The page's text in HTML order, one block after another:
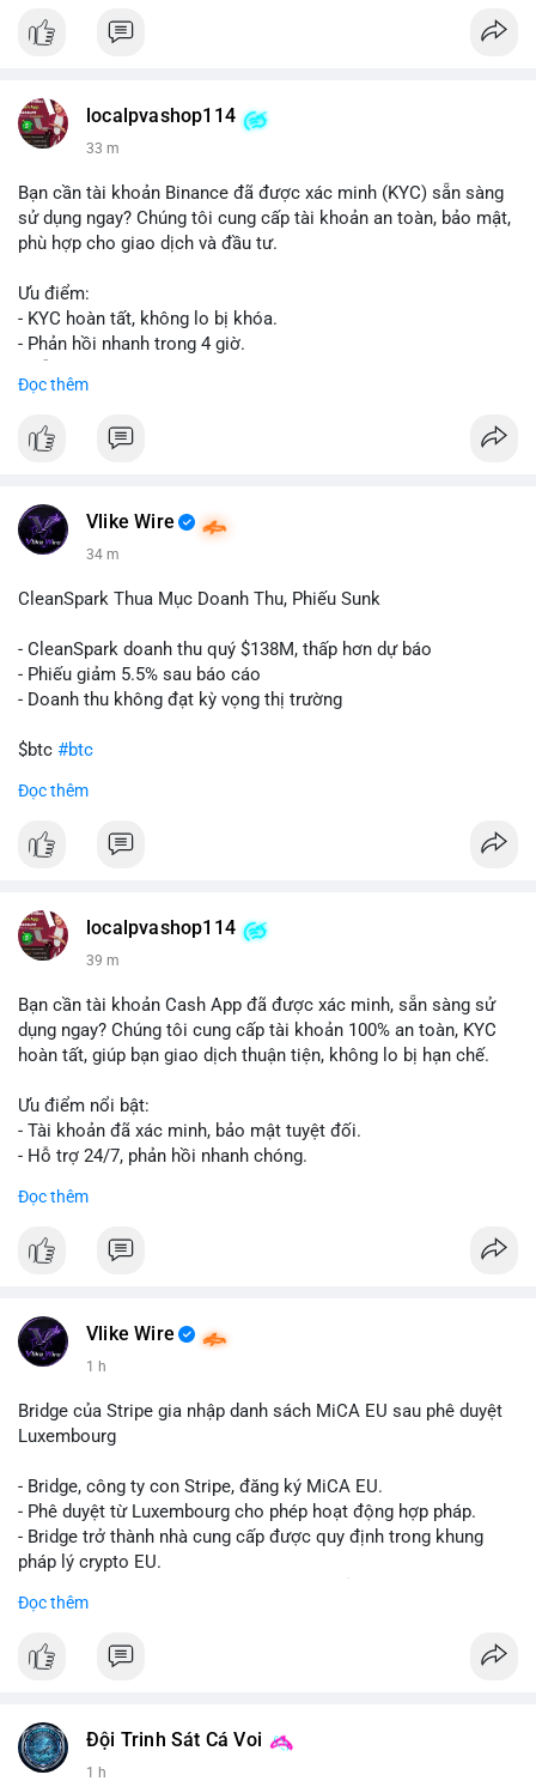
📧 Email: localpvashop@gmail.com
của bạn!
localpvashop114
33 m
Bạn cần tài khoản Binance đã được xác minh (KYC) sẵn sàng
sử dụng ngay? Chúng tôi cung cấp tài khoản an toàn, bảo mật,
phù hợp cho giao dịch và đầu tư.
Ưu điểm:
- KYC hoàn tất, không lo bị khóa.
- Phản hồi nhanh trong 4 giờ.
📞 WhatsApp: +1 660 215-8938
Đọc thêm
Vlike Wire
34 m
CleanSpark Thua Mục Doanh Thu, Phiếu Sunk
- CleanSpark doanh thu quý $138M, thấp hơn dự báo
- Phiếu giảm 5.5% sau báo cáo
- Doanh thu không đạt kỳ vọng thị trường
$btc #btc
#vlikevn
📰 Nguồn: Cointelegraph
Đọc thêm
localpvashop114
39 m
Bạn cần tài khoản Cash App đã được xác minh, sẵn sàng sử
dụng ngay? Chúng tôi cung cấp tài khoản 100% an toàn, KYC
hoàn tất, giúp bạn giao dịch thuận tiện, không lo bị hạn chế.
Ưu điểm nổi bật:
- Tài khoản đã xác minh, bảo mật tuyệt đối.
- Hỗ trợ 24/7, phản hồi nhanh chóng.
nay:
📧 Email: localpvashop@gmail.com
Đọc thêm
Vlike Wire
1 h
Bridge của Stripe gia nhập danh sách MiCA EU sau phê duyệt
Luxembourg
- Bridge, công ty con Stripe, đăng ký MiCA EU.
- Phê duyệt từ Luxembourg cho phép hoạt động hợp pháp.
- Bridge trở thành nhà cung cấp được quy định trong khung
pháp lý crypto EU.
#luxembourg
#vlikevn #titanbot
Đọc thêm
Đội Trinh Sát Cá Voi
1 h